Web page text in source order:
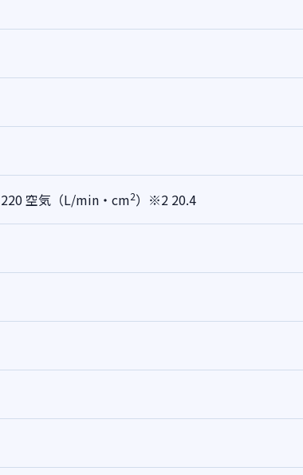
空気（L/min・cm2）※2 20.4